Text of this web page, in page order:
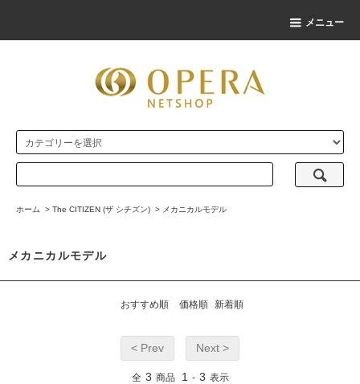
メニュー
ホーム > The CITIZEN (ザ シチズン) > メカニカルモデル
メカニカルモデル
おすすめ順 価格順 新着順
< Prev Next >
全 3 商品 1 - 3 表示